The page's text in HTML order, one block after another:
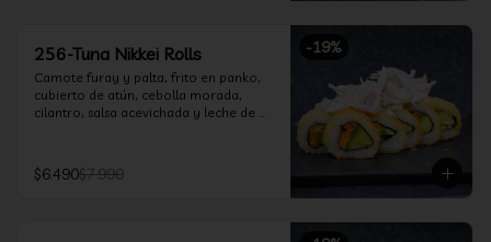
-19%
256-Tuna Nikkei Rolls
Camote furay y palta, frito en panko,
cubierto de atún, cebolla morada,
cilantro, salsa acevichada y leche de
$6.490$7.990